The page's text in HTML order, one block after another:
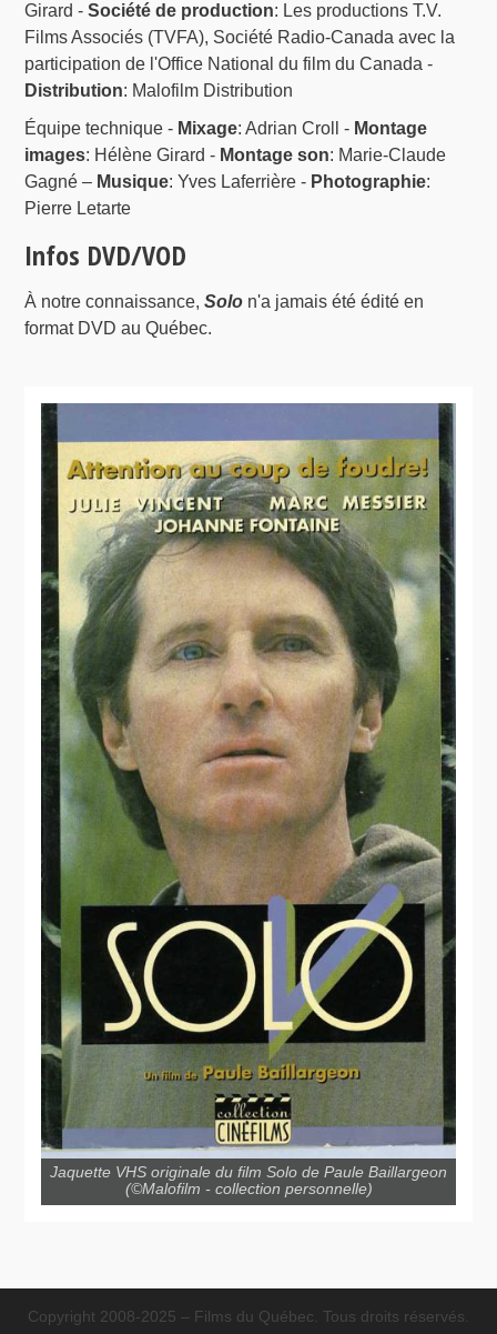
Girard -Société de production: Les productions T.V.
Films Associés (TVFA), Société Radio-Canada avec la
participation de l'Office National du film du Canada -
Distribution: Malofilm Distribution
Équipe technique - Mixage: Adrian Croll - Montage
images: Hélène Girard - Montage son: Marie-Claude
Gagné – Musique: Yves Laferrière - Photographie:
Pierre Letarte
Infos DVD/VOD
À notre connaissance,Solo n'a jamais été édité en
format DVD au Québec.
Jaquette VHS originale du film Solo de Paule Baillargeon
(©Malofilm - collection personnelle)
Copyright 2008-2025 – Films du Québec. Tous droits réservés.